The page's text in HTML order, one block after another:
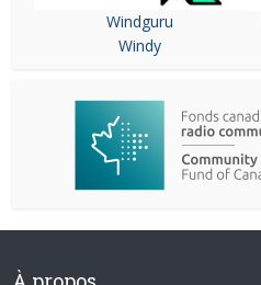
Windguru
Windy